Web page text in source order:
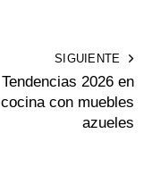
SIGUIENTE
Tendencias 2026 en
cocina con muebles
azueles